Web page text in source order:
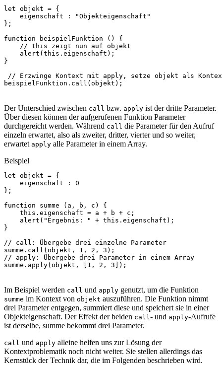
let objekt = {
eigenschaft
:
"Objekteigenschaft"
};
function
beispielFunktion ()
{
// this zeigt nun auf objekt
alert (this . eigenschaft );
}
// Erzwinge Kontext mit apply, setze objekt als
beispielFunktion . call (objekt );
Der Unterschied zwischen call bzw. apply ist der dritte Parameter.
Über diesen können der aufgerufenen Funktion Parameter
durchgereicht werden. Während call die Parameter für den Aufruf
einzeln erwartet, also als zweiter, dritter, vierter und so weiter,
erwartet apply alle Parameter in einem Array.
Beispiel
let objekt = {
eigenschaft
:
0
};
function
summe ( a , b , c )
{
this . eigenschaft = a + b + c ;
alert ( "Ergebnis: " + this . eigenschaft );
}
// call: Übergebe drei einzelne Parameter
summe . call (objekt , 1 , 2 , 3 );
// apply: Übergebe drei Parameter in einem Array
summe . apply(objekt , [ 1 , 2 , 3 ]);
Im Beispiel werden call und apply genutzt, um die Funktion
summe im Kontext von objekt auszuführen. Die Funktion nimmt
drei Parameter entgegen, summiert diese und speichert sie in einer
Objekteigenschaft. Der Effekt der beiden call - und apply-Aufrufe
ist derselbe, summe bekommt drei Parameter.
call und apply alleine helfen uns zur Lösung der
Kontextproblematik noch nicht weiter. Sie stellen allerdings das
Kernstück der Technik dar, die im Folgenden beschrieben wird.